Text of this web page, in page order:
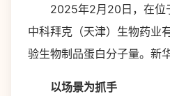
2025年2月20日，在位
中科拜克（天津）生物药业
验生物制品蛋白分子量。新
以场景为抓手